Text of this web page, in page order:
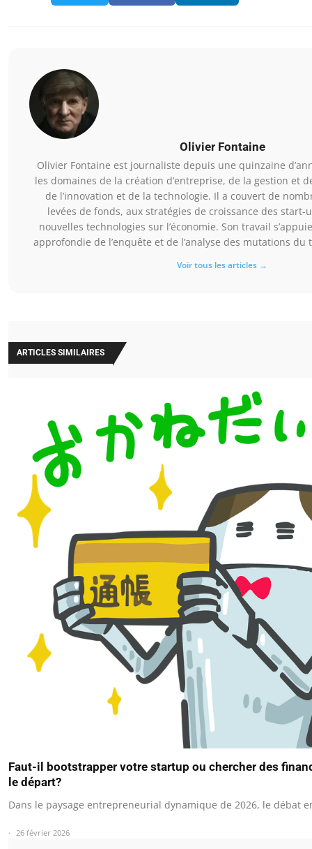
Olivier Fontaine
Olivier Fontaine est journaliste depuis une quinzaine
les domaines de la création d’entreprise, de la gestion et
de l’innovation et de la technologie. Il a couvert de
levées de fonds, aux stratégies de croissance des start-
nouvelles technologies sur l’économie. Son travail
approfondie de l’enquête et de l’analyse des mutations
Voir tous les articles →
ARTICLES SIMILAIRES
Faut-il bootstrapper votre startup ou chercher des
le départ?
Dans le paysage entrepreneurial dynamique de 2026, le débat
26 février 2026